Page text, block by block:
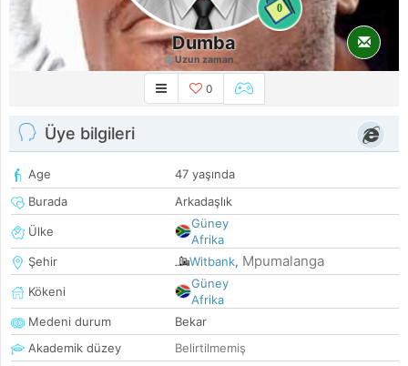
0
Dumba
Uzun zaman
0
Üye bilgileri
Age
47 yaşında
Burada
Arkadaşlık
Ülke
Güney
Afrika
Şehir
Witbank, Mpumalanga
Kökeni
Güney
Afrika
Medeni durum
Bekar
Akademik düzey
Belirtilmemiş